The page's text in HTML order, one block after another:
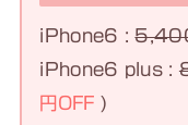
iPhone6 :
iPhone6 plus :
円OFF )